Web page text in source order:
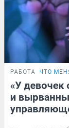
РАБОТА ЧТО
«У девочек
и